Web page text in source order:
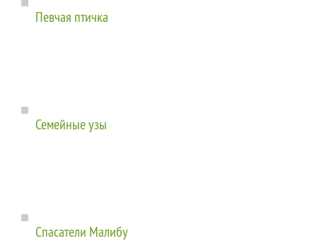
Певчая птичка
Семейные узы
Спасатели Малибу